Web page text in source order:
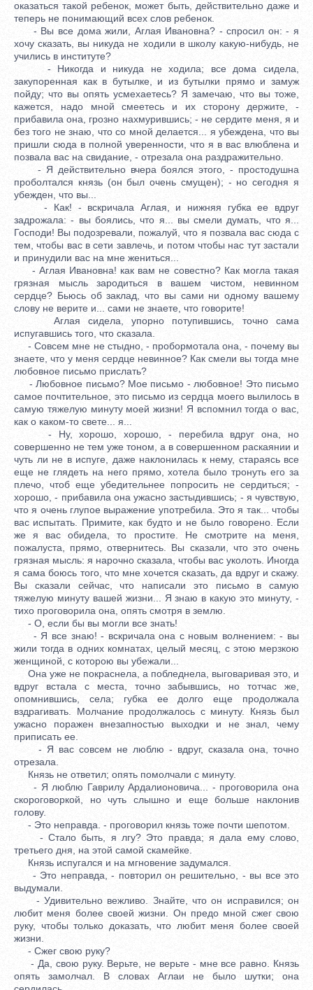
оказаться такой ребенок, может быть, действительно даже и
теперь не понимающий всех слов ребенок.
- Вы все дома жили, Аглая Ивановна? - спросил он: - я
хочу сказать, вы никуда не ходили в школу какую-нибудь, не
учились в институте?
- Никогда и никуда не ходила; все дома сидела,
закупоренная как в бутылке, и из бутылки прямо и замуж
пойду; что вы опять усмехаетесь? Я замечаю, что вы тоже,
кажется, надо мной смеетесь и их сторону держите, -
прибавила она, грозно нахмурившись; - не сердите меня, я и
без того не знаю, что со мной делается... я убеждена, что вы
пришли сюда в полной уверенности, что я в вас влюблена и
позвала вас на свидание, - отрезала она раздражительно.
- Я действительно вчера боялся этого, - простодушна
проболтался князь (он был очень смущен); - но сегодня я
убежден, что вы...
- Как! - вскричала Аглая, и нижняя губка ее вдруг
задрожала: - вы боялись, что я... вы смели думать, что я...
Господи! Вы подозревали, пожалуй, что я позвала вас сюда с
тем, чтобы вас в сети завлечь, и потом чтобы нас тут застали
и принудили вас на мне жениться...
- Аглая Ивановна! как вам не совестно? Как могла такая
грязная мысль зародиться в вашем чистом, невинном
сердце? Бьюсь об заклад, что вы сами ни одному вашему
слову не верите и... сами не знаете, что говорите!
Аглая сидела, упорно потупившись, точно сама
испугавшись того, что сказала.
- Совсем мне не стыдно, - пробормотала она, - почему вы
знаете, что у меня сердце невинное? Как смели вы тогда мне
любовное письмо прислать?
- Любовное письмо? Мое письмо - любовное! Это письмо
самое почтительное, это письмо из сердца моего вылилось в
самую тяжелую минуту моей жизни! Я вспомнил тогда о вас,
как о каком-то свете... я...
- Ну, хорошо, хорошо, - перебила вдруг она, но
совершенно не тем уже тоном, а в совершенном раскаянии и
чуть ли не в испуге, даже наклонилась к нему, стараясь все
еще не глядеть на него прямо, хотела было тронуть его за
плечо, чтоб еще убедительнее попросить не сердиться; -
хорошо, - прибавила она ужасно застыдившись; - я чувствую,
что я очень глупое выражение употребила. Это я так... чтобы
вас испытать. Примите, как будто и не было говорено. Если
же я вас обидела, то простите. Не смотрите на меня,
пожалуста, прямо, отвернитесь. Вы сказали, что это очень
грязная мысль: я нарочно сказала, чтобы вас уколоть. Иногда
я сама боюсь того, что мне хочется сказать, да вдруг и скажу.
Вы сказали сейчас, что написали это письмо в самую
тяжелую минуту вашей жизни... Я знаю в какую это минуту, -
тихо проговорила она, опять смотря в землю.
- О, если бы вы могли все знать!
- Я все знаю! - вскричала она с новым волнением: - вы
жили тогда в одних комнатах, целый месяц, с этою мерзкою
женщиной, с которою вы убежали...
Она уже не покраснела, а побледнела, выговаривая это, и
вдруг встала с места, точно забывшись, но тотчас же,
опомнившись, села; губка ее долго еще продолжала
вздрагивать. Молчание продолжалось с минуту. Князь был
ужасно поражен внезапностью выходки и не знал, чему
приписать ее.
- Я вас совсем не люблю - вдруг, сказала она, точно
отрезала.
Князь не ответил; опять помолчали с минуту.
- Я люблю Гаврилу Ардалионовича... - проговорила она
скороговоркой, но чуть слышно и еще больше наклонив
голову.
- Это неправда. - проговорил князь тоже почти шепотом.
- Стало быть, я лгу? Это правда; я дала ему слово,
третьего дня, на этой самой скамейке.
Князь испугался и на мгновение задумался.
- Это неправда, - повторил он решительно, - вы все это
выдумали.
- Удивительно вежливо. Знайте, что он исправился; он
любит меня более своей жизни. Он предо мной сжег свою
руку, чтобы только доказать, что любит меня более своей
жизни.
- Сжег свою руку?
- Да, свою руку. Верьте, не верьте - мне все равно. Князь
опять замолчал. В словах Аглаи не было шутки; она